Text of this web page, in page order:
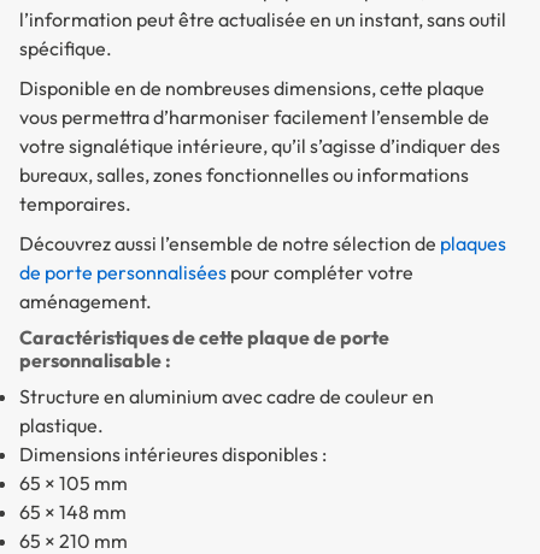
l’information peut être actualisée en un instant, sans outil
spécifique.
Disponible en de nombreuses dimensions, cette plaque
vous permettra d’harmoniser facilement l’ensemble de
votre signalétique intérieure, qu’il s’agisse d’indiquer des
bureaux, salles, zones fonctionnelles ou informations
temporaires.
Découvrez aussi l’ensemble de notre sélection de plaques
de porte personnalisées pour compléter votre
aménagement.
Caractéristiques de cette plaque de porte
personnalisable :
Structure en aluminium avec cadre de couleur en
plastique.
Dimensions intérieures disponibles :
65 × 105 mm
65 × 148 mm
65 × 210 mm